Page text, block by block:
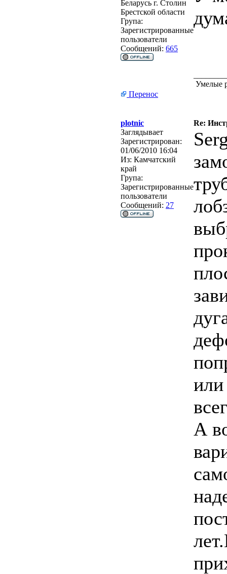
Беларусь г. Столин
Брестской области
Група:
Зарегистрированные
пользователи
Сообщений: 665
Умелые
Перенос
plotnic
Re:
Заглядывает
Зарегистрирован:
01/06/2010 16:04
Из: Камчатский
край
Група:
Зарегистрированные
пользователи
Сообщений: 27
или
А